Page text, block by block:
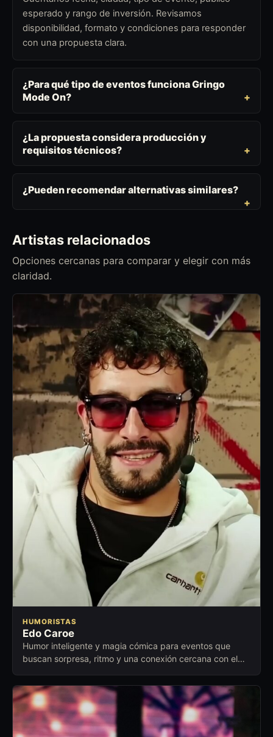
esperado y rango de inversión. Revisamos
disponibilidad, formato y condiciones para responder
con una propuesta clara.
¿Para qué tipo de eventos funciona Gringo
Mode On?
¿La propuesta considera producción y
requisitos técnicos?
¿Pueden recomendar alternativas similares?
Artistas relacionados
Opciones cercanas para comparar y elegir con más
claridad.
HUMORISTAS
Edo Caroe
Humor inteligente y magia cómica para eventos que
buscan sorpresa, ritmo y una conexión cercana con el